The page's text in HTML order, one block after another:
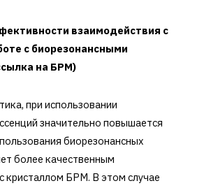
взаимодействия с
с биорезонансными
на БРМ)
при использовании
значительно повышается
биорезонансных
более качественным
кристаллом БРМ. В этом случае